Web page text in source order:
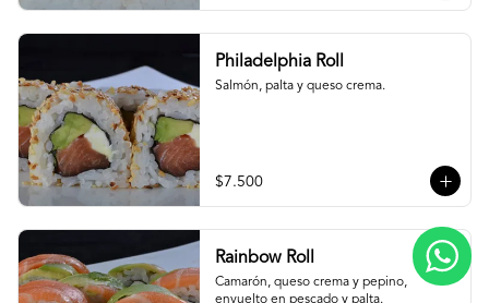
Philadelphia Roll
Salmón, palta y queso crema.
$7.500
Rainbow Roll
Camarón, queso crema y pepino,
envuelto en pescado y palta.